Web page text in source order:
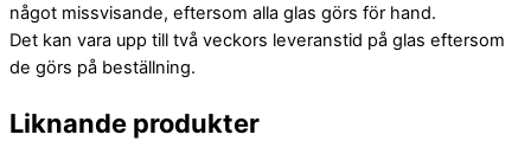
något missvisande, eftersom alla glas görs för hand.
Det kan vara upp till två veckors leveranstid på glas eftersom
de görs på beställning.
Liknande produkter